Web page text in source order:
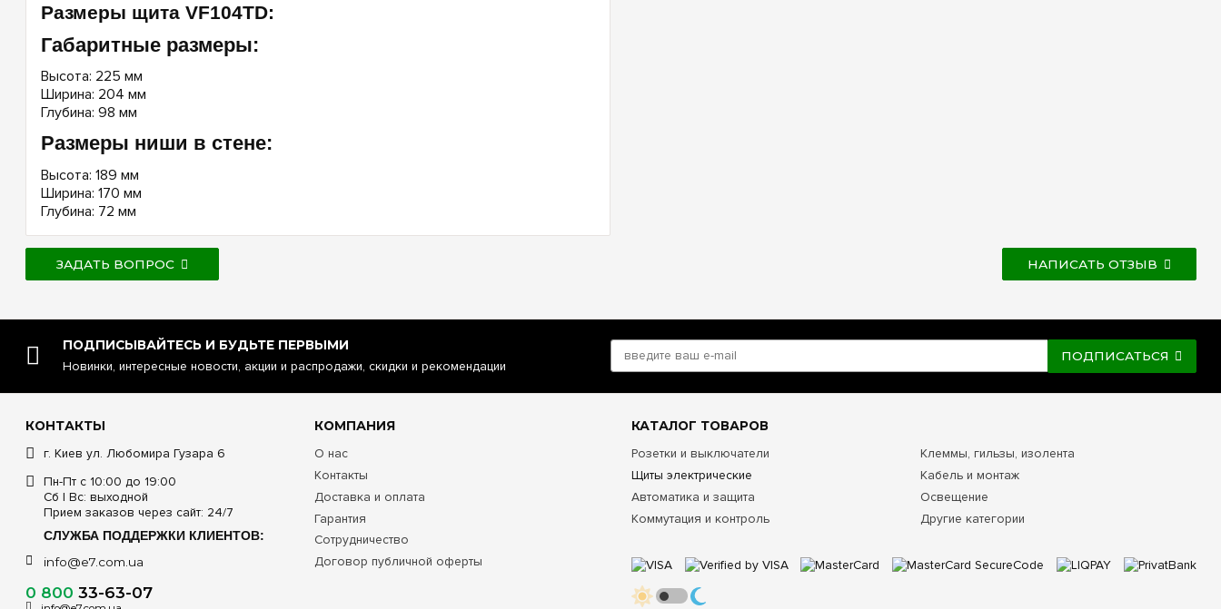
Размеры щита VF104TD:
Габаритные размеры:
Высота: 225 мм
Ширина: 204 мм
Глубина: 98 мм
Размеры ниши в стене:
Высота: 189 мм
Ширина: 170 мм
Глубина: 72 мм
ЗАДАТЬ ВОПРОС НАПИСАТЬ ОТЗЫВ
ПОДПИСЫВАЙТЕСЬ И БУДЬТЕ ПЕРВЫМИ
Новинки, интересные новости, акции и распродажи, скидки и рекомендации
ПОДПИСАТЬСЯ
КОНТАКТЫ
г. Киев ул. Любомира Гузара 6
Пн-Пт с 10:00 до 19:00
Сб | Вс: выходной
Прием заказов через сайт: 24/7
СЛУЖБА ПОДДЕРЖКИ КЛИЕНТОВ:
info@e7.com.ua
0 800 33-63-07
КОМПАНИЯ
О нас
Контакты
Доставка и оплата
Гарантия
Сотрудничество
Договор публичной оферты
КАТАЛОГ ТОВАРОВ
Розетки и выключатели
Щиты электрические
Автоматика и защита
Коммутация и контроль
Клеммы, гильзы, изолента
Кабель и монтаж
Освещение
Другие категории